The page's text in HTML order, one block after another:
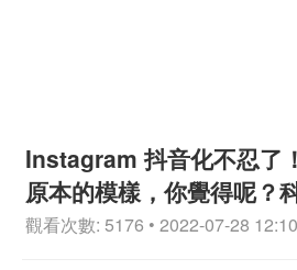
Instagram 抖音化不忍了
原本的模樣，你覺得呢？
觀看次數: 5176 • 2022-07-28 12:10